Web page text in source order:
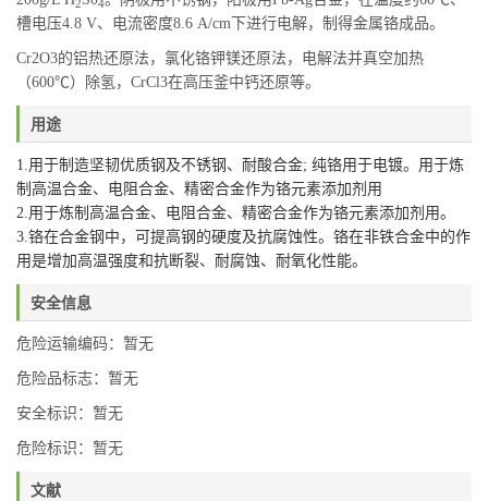
2 4
槽电压4.8 V、电流密度8.6 A/cm下进行电解，制得金属铬成品。
Cr2O3的铝热还原法，氯化铬钾镁还原法，电解法并真空加热
（600℃）除氢，CrCl3在高压釜中钙还原等。
用途
1.用于制造坚韧优质钢及不锈钢、耐酸合金; 纯铬用于电镀。用于炼
制高温合金、电阻合金、精密合金作为铬元素添加剂用
2.用于炼制高温合金、电阻合金、精密合金作为铬元素添加剂用。
3.铬在合金钢中，可提高钢的硬度及抗腐蚀性。铬在非铁合金中的作
用是增加高温强度和抗断裂、耐腐蚀、耐氧化性能。
安全信息
危险运输编码：暂无
危险品标志：暂无
安全标识：暂无
危险标识：暂无
文献